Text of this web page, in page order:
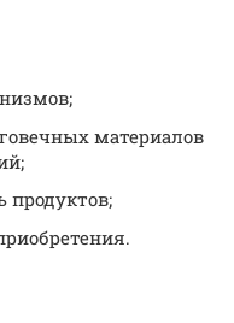
материалов
продуктов;